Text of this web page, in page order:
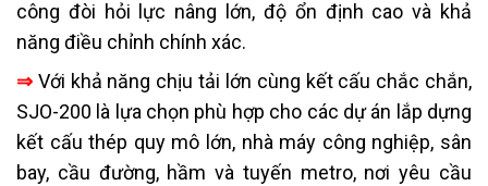
công đòi hỏi lực nâng lớn, độ ổn định cao và khả
năng điều chỉnh chính xác.
⇒ Với khả năng chịu tải lớn cùng kết cấu chắc chắn,
SJO-200 là lựa chọn phù hợp cho các dự án lắp dựng
kết cấu thép quy mô lớn, nhà máy công nghiệp, sân
bay, cầu đường, hầm và tuyến metro, nơi yêu cầu